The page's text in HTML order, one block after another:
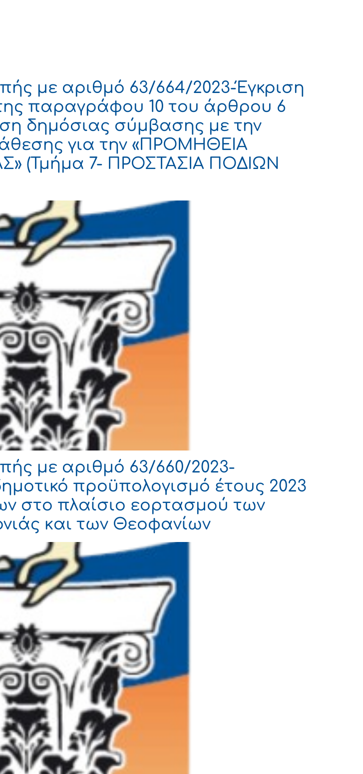
με αριθμό 63/664/2023-Έγκριση
παραγράφου 10 του άρθρου 6
δημόσιας σύμβασης με την
για την «ΠΡΟΜΗΘΕΙΑ
(Τμήμα 7- ΠΡΟΣΤΑΣΙΑ ΠΟΔΙΩΝ
με αριθμό 63/660/2023-
προϋπολογισμό έτους 2023
στο πλαίσιο εορτασμού των
και των Θεοφανίων